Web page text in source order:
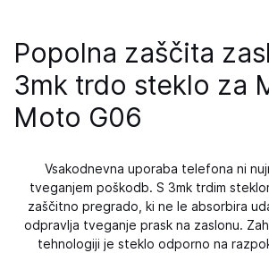
Popolna zaščita
3mk trdo steklo za
Moto G06
Vsakodnevna uporaba telefona ni
tveganjem poškodb. S 3mk trdim
zaščitno pregrado, ki ne le absorbira
odpravlja tveganje prask na zaslonu.
tehnologiji je steklo odporno na